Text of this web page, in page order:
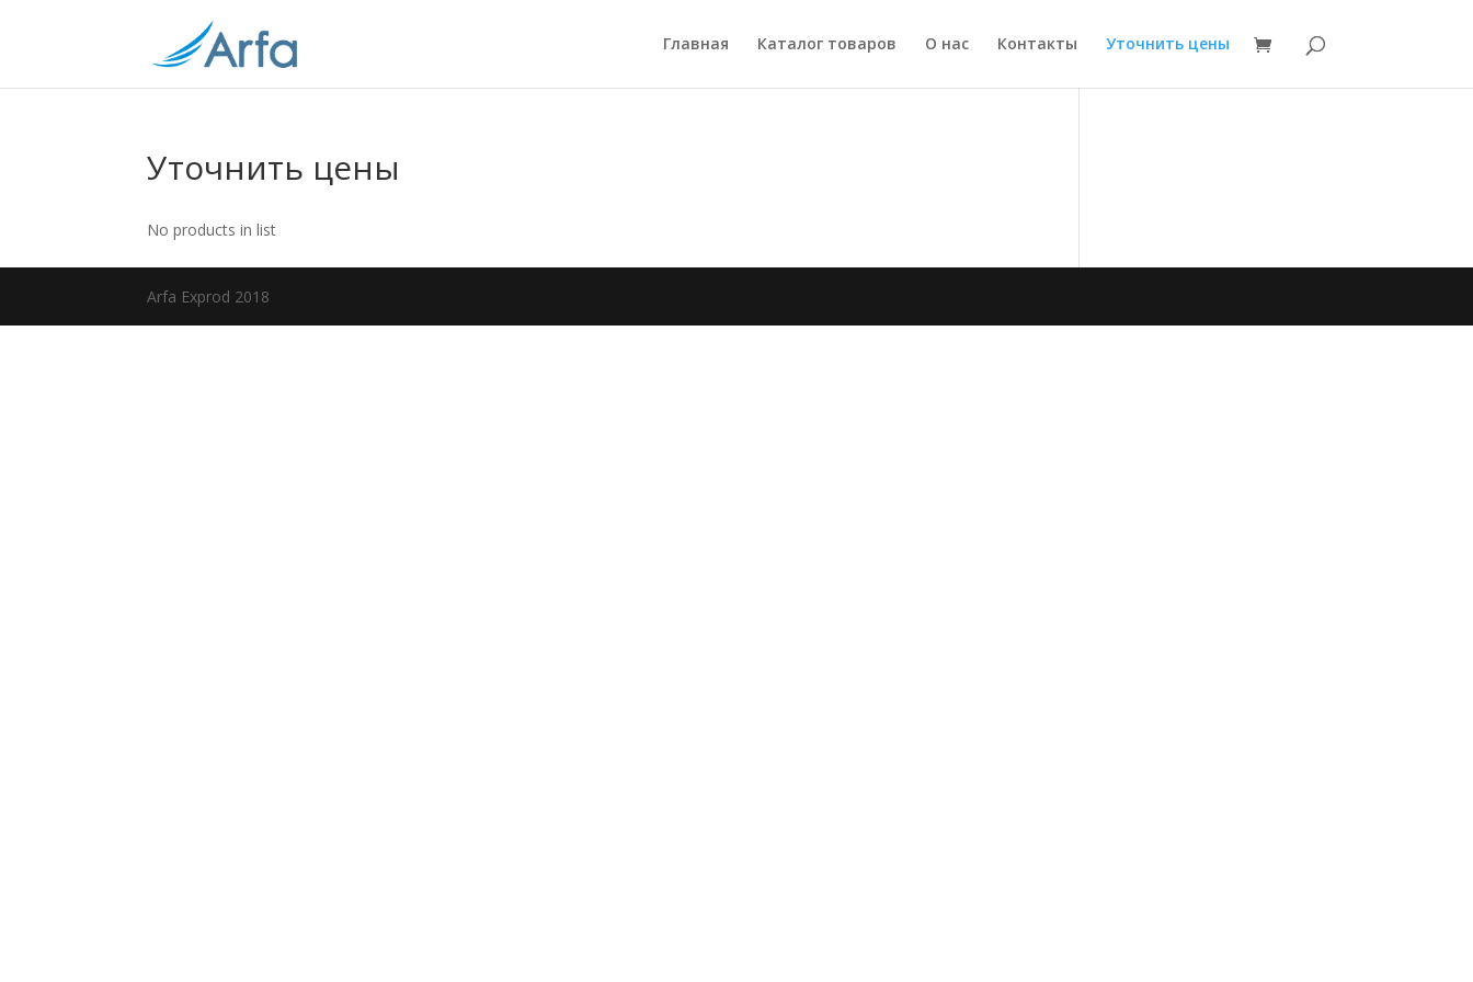
Главная Каталог товаров О нас Контакты Уточнить цены
Уточнить цены
No products in list
Arfa Exprod 2018